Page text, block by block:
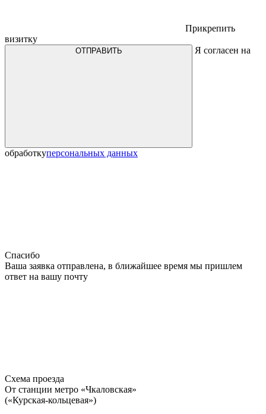
Прикрепить
визитку
ОТПРАВИТЬ Я согласен на
обработкуперсональных данных
Спасибо
Ваша заявка отправлена, в ближайшее время мы пришлем
ответ на вашу почту
Схема проезда
От станции метро «Чкаловская»
(«Курская-кольцевая»)